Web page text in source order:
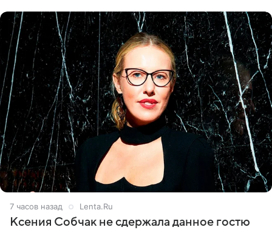
7 часов назад Lenta.Ru
Ксения Собчак не сдержала данное гостю